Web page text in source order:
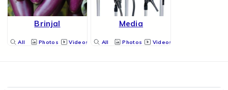
Brinjal
All Photos Videos
Media
All Photos Videos